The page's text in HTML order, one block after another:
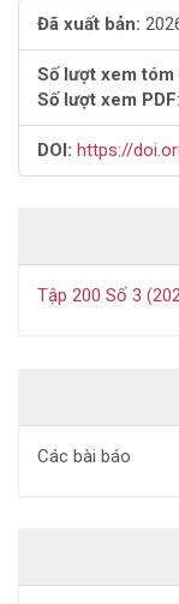
bên
bài
viết
Đã xuất bản:
Số lượt xem tóm
Số lượt xem PDF
DOI: https://
Tập 200 Số 3
Các bài báo